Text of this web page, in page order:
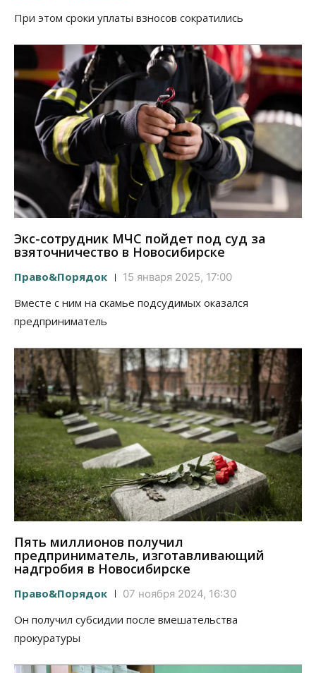
При этом сроки уплаты взносов сократились
Экс-сотрудник МЧС пойдет под суд за
взяточничество в Новосибирске
Право&Порядок 15 января 2025, 17:00
Вместе с ним на скамье подсудимых оказался
предприниматель
Пять миллионов получил
предприниматель, изготавливающий
надгробия в Новосибирске
Право&Порядок 07 ноября 2024, 16:30
Он получил субсидии после вмешательства
прокуратуры